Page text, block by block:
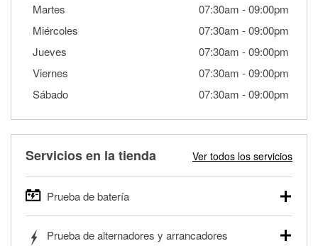
Martes
07:30am -09:00pm
Miércoles
07:30am -09:00pm
Jueves
07:30am -09:00pm
Viernes
07:30am -09:00pm
Sábado
07:30am -09:00pm
Servicios en la tienda Ver todos los servicios
Prueba de batería
autos, camionetas, SUVs, vehículos comerciales y
Prueba de alternadores y arrancadores